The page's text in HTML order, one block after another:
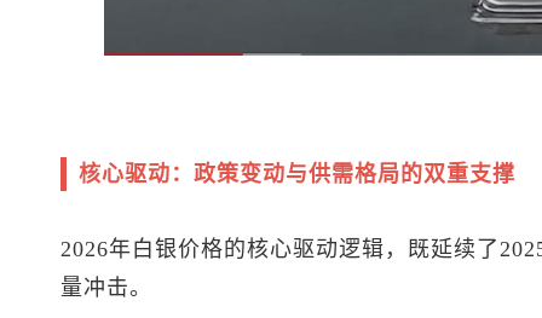
核心驱动：政策变动与供需格局的双重支撑
2026年白银价格的核心驱动逻辑，既延续了
量冲击。